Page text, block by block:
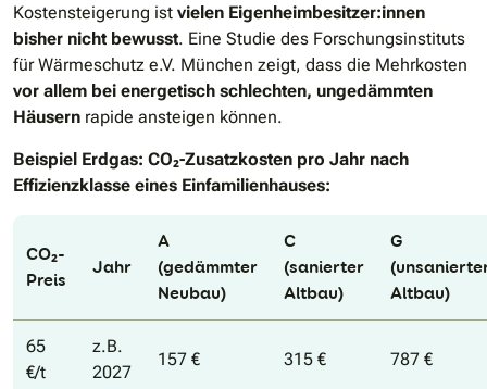
Kostensteigerung ist vielen Eigenheimbesitzer:innen
bisher nicht bewusst. Eine Studie des Forschungsinstituts
für Wärmeschutz e.V. München zeigt, dass die Mehrkosten
vor allem bei energetisch schlechten, ungedämmten
Häusern rapide ansteigen können.
Beispiel Erdgas: CO₂-Zusatzkosten pro Jahr nach
Effizienzklasse eines Einfamilienhauses:
CO₂-
Preis
Jahr
A
(gedämmter
Neubau)
C
(sanierter
Altbau)
G
Altbau)
65
€/t
z.B.
2027
157 € 315 € 787 €